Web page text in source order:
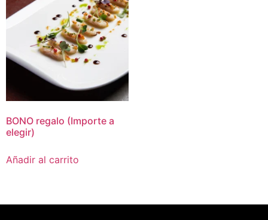
BONO regalo (Importe a
elegir)
Añadir al carrito